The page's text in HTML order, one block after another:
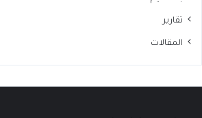
تقارير
المقالات